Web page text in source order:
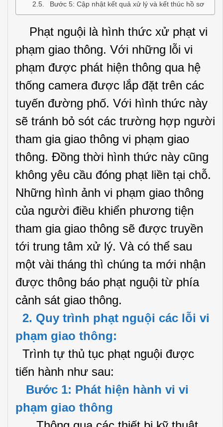
Bước 5: Cập nhật kết quả xử lý và kết thúc hồ sơ
Phạt nguội là hình thức xử phạt vi
phạm giao thông. Với những lỗi vi
phạm được phát hiện thông qua hệ
thống camera được lắp đặt trên các
tuyến đường phố. Với hình thức này
sẽ tránh bỏ sót các trường hợp người
tham gia giao thông vi phạm giao
thông. Đồng thời hình thức này cũng
không yêu cầu đóng phạt liền tại chỗ.
Những hình ảnh vi phạm giao thông
của người điều khiển phương tiện
tham gia giao thông sẽ được truyền
tới trung tâm xử lý. Và có thể sau
một vài tháng thì chúng ta mới nhận
được thông báo phạt nguội từ phía
cảnh sát giao thông.
2. Quy trình phạt nguội các lỗi vi
phạm giao thông:
Trình tự thủ tục phạt nguội được
tiến hành như sau:
Bước 1: Phát hiện hành vi vi
phạm giao thông